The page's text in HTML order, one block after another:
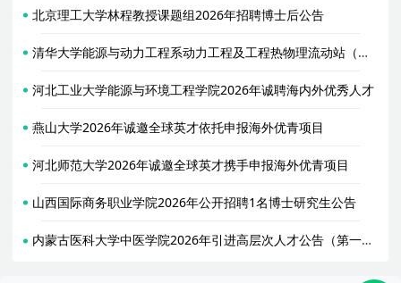
北京理工大学林程教授课题组2026年招聘博士后公告
清华大学能源与动力工程系动力工程及工程热物理流动站（合作导师胥蕊娜）2026年招聘2名博士后
河北工业大学能源与环境工程学院2026年诚聘海内外优秀人才
燕山大学2026年诚邀全球英才依托申报海外优青项目
河北师范大学2026年诚邀全球英才携手申报海外优青项目
山西国际商务职业学院2026年公开招聘1名博士研究生公告
内蒙古医科大学中医学院2026年引进高层次人才公告（第一轮）